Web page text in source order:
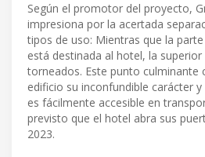
Según el promotor del proyecto,
impresiona por la acertada
tipos de uso: Mientras que la
está destinada al hotel, la
torneados. Este punto culminante
edificio su inconfundible carácter
es fácilmente accesible en
previsto que el hotel abra sus
2023.